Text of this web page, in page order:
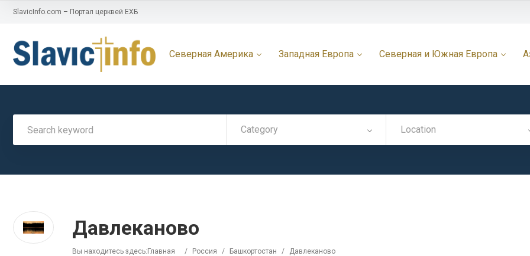
SlavicInfo.com – Портал церквей ЕХБ
Северная Америка Западная Европа Северная и Южная Европа
Category Location
Давлеканово
Вы находитесь здесь: Главная / Россия / Башкортостан / Давлеканово